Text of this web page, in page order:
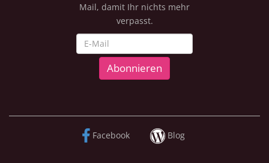
Mail, damit Ihr nichts mehr
verpasst.
Abonnieren
Facebook Blog